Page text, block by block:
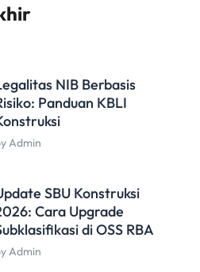
NIB Berbasis
Panduan KBLI
Admin
SBU Konstruksi
Cara Upgrade
di OSS RBA
Admin